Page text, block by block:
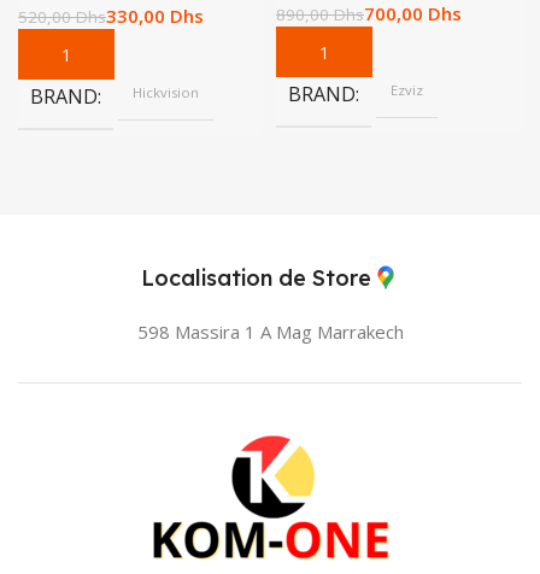
520,00Dhs330,00 Dhs
BRAND Hickvision
890,00Dhs700,00 Dhs
BRAND Ezviz
Localisation de Store
598 Massira 1 A Mag Marrakech